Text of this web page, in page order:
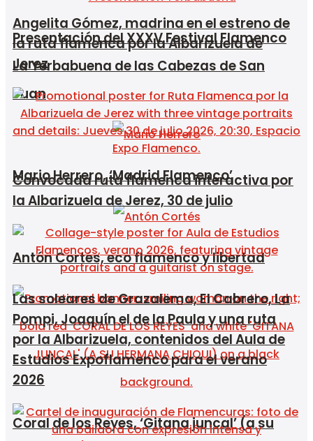
Presentación del XXXV Festival Flamenco
La Yerbabuena de las Cabezas de San
Juan
Mario Herrero, ‘Madrid Flamenco’
Antón Cortés, eco flamenco y libertad
Coral de los Reyes, ‘Gitana juncal’ (a su
Angelita Gómez, madrina en el estreno de
la ruta flamenca por la Albarizuela de
Jerez
Convocada ruta flamenca interactiva por
la Albarizuela de Jerez, 30 de julio
Las soleares de Grazalema, El Cabrero, La
Pompi, Joaquín el de la Paula y una ruta
por la Albarizuela, contenidos del Aula de
Estudios Expoflamenco para el verano
2026